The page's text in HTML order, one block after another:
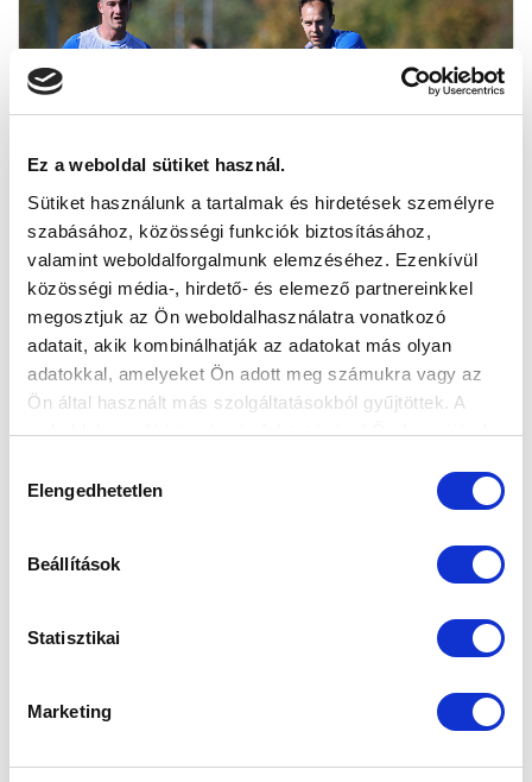
Ez a weboldal sütiket használ.
Sütiket használunk a tartalmak és hirdetések személyre
szabásához, közösségi funkciók biztosításához,
valamint weboldalforgalmunk elemzéséhez. Ezenkívül
közösségi média-, hirdető- és elemező partnereinkkel
megosztjuk az Ön weboldalhasználatra vonatkozó
adatait, akik kombinálhatják az adatokat más olyan
adatokkal, amelyeket Ön adott meg számukra vagy az
Ön által használt más szolgáltatásokból gyűjtöttek. A
weboldalon való böngészés folytatásával Ön hozzájárul a
kiválasztása
Elengedhetetlen
Beállítások
Statisztikai
Marketing
KÉPGALÉRIA: KÉSZÜLÜNK A BAJNOKI
FOLYTATÁSRA
2024-10-17 10:48:03
Képriport a csapat szerdai edzéséről.